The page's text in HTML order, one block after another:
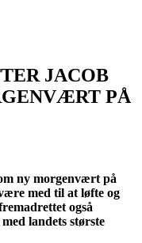
JACOB
PÅ
ny morgenvært på
med til at løfte og
også
landets største